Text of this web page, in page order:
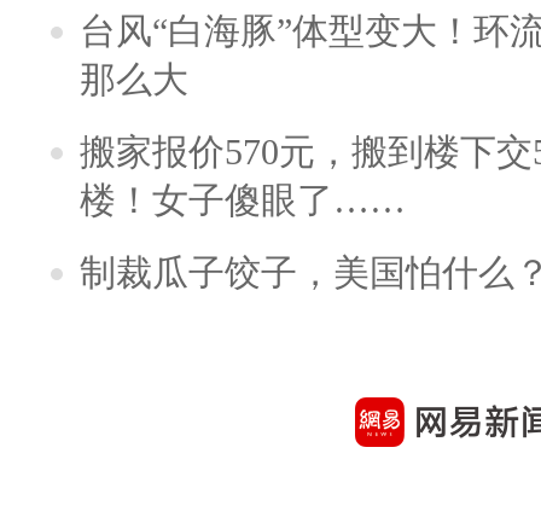
台风“白海豚”体型变大！环
那么大
搬家报价570元，搬到楼下
楼！女子傻眼了……
制裁瓜子饺子，美国怕什么